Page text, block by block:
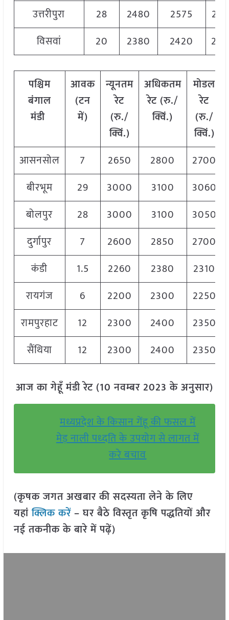
उत्तरीपुरा
28 2480 2575
विसवां
20 2380 2420
पश्चिम
बंगाल
मंडी
आवक
(टन
में)
न्यूनतम
रेट
(रु./
क्विं.)
अधिकतम
रेट (रु./
क्विं.)
मोडल
रेट
(रु./
क्विं.)
आसनसोल
7 2650 2800
2700
बीरभूम
29 3000 3100
3060
बोलपुर
28 3000 3100
3050
दुर्गापुर
7 2600 2850
2700
कंडी
1.5 2260 2380
2310
रायगंज
6 2200 2300
2250
रामपुरहाट
12 2300 2400
2350
सैंथिया
12 2300 2400 2350
आज का गेहूँ मंडी रेट (10 नवम्बर 2023 के अनुसार)
मध्यप्रदेश के किसान गेंहू की फसल में
मेड़ नाली पध्दति के उपयोग से लागत में
करे बचाव
(कृषक जगत अखबार की सदस्यता लेने के लिए
यहांक्लिक करें– घर बैठे विस्तृत कृषि पद्धतियों और
नई तकनीक के बारे में पढ़ें)